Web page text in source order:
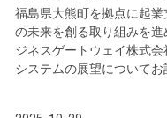
福島県大熊町を拠点に起
の未来を創る取り組みを
ジネスゲートウェイ株式
システムの展望についてお